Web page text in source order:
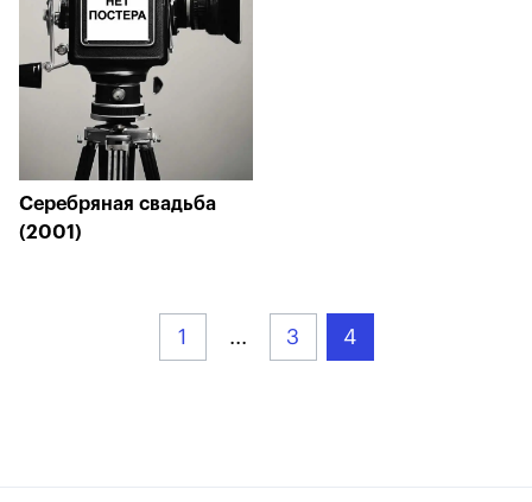
Серебряная свадьба
(2001)
1 ... 3 4